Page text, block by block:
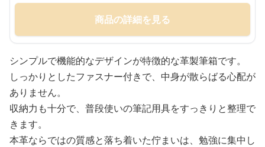
商品の詳細を見る
シンプルで機能的なデザインが特徴的な革製筆箱です。
しっかりとしたファスナー付きで、中身が散らばる心配が
ありません。
収納力も十分で、普段使いの筆記用具をすっきりと整理で
きます。
本革ならではの質感と落ち着いた佇まいは、勉強に集中し